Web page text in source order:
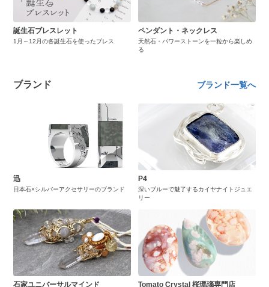
誕生石ブレスレット
1月～12月の各誕生石を使ったブレス
ペンダント・ネックレス
天然石・パワーストーンを一粒から楽しめ
る
ブランド ブランド一覧へ
迅
日本石×シルバーアクセサリーのブランド
P4
深いブルーで魅了するカイヤナイトジュエ
リー
石家ユニバーサルマインド Tomato Crystal 桜瑪瑙専門店